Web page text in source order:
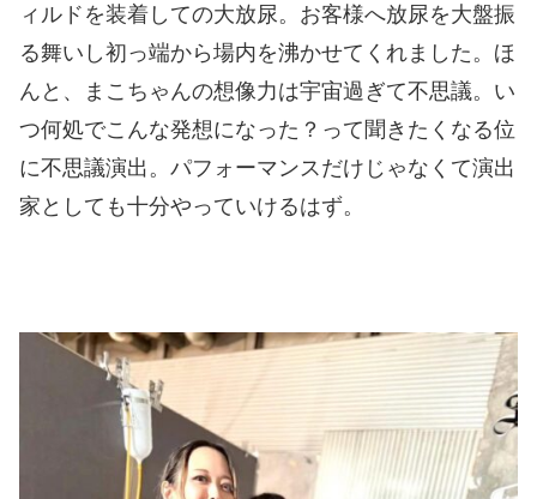
ィルドを装着しての大放尿。お客様へ放尿を大盤振
る舞いし初っ端から場内を沸かせてくれました。ほ
んと、まこちゃんの想像力は宇宙過ぎて不思議。い
つ何処でこんな発想になった？って聞きたくなる位
に不思議演出。パフォーマンスだけじゃなくて演出
家としても十分やっていけるはず。